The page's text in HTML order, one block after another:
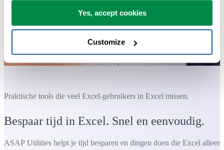
Yes, accept cookies
Customize
Praktische tools die veel Excel-gebruikers in Excel missen.
Bespaar tijd in Excel. Snel en eenvoudig.
ASAP Utilities helpt je tijd besparen en dingen doen die Excel alleen